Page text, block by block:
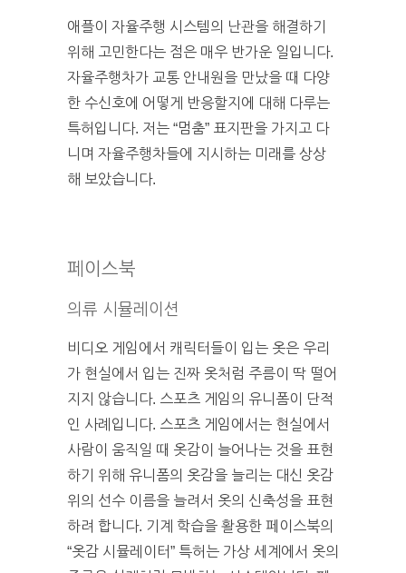
애플이 자율주행 시스템의 난관을 해결하기
위해 고민한다는 점은 매우 반가운 일입니다.
자율주행차가 교통 안내원을 만났을 때 다양
한 수신호에 어떻게 반응할지에 대해 다루는
특허입니다. 저는 “멈춤” 표지판을 가지고 다
니며 자율주행차들에 지시하는 미래를 상상
해 보았습니다.
페이스북
의류 시뮬레이션
비디오 게임에서 캐릭터들이 입는 옷은 우리
가 현실에서 입는 진짜 옷처럼 주름이 딱 떨어
지지 않습니다. 스포츠 게임의 유니폼이 단적
인 사례입니다. 스포츠 게임에서는 현실에서
사람이 움직일 때 옷감이 늘어나는 것을 표현
하기 위해 유니폼의 옷감을 늘리는 대신 옷감
위의 선수 이름을 늘려서 옷의 신축성을 표현
하려 합니다. 기계 학습을 활용한 페이스북의
“옷감 시뮬레이터” 특허는 가상 세계에서 옷의